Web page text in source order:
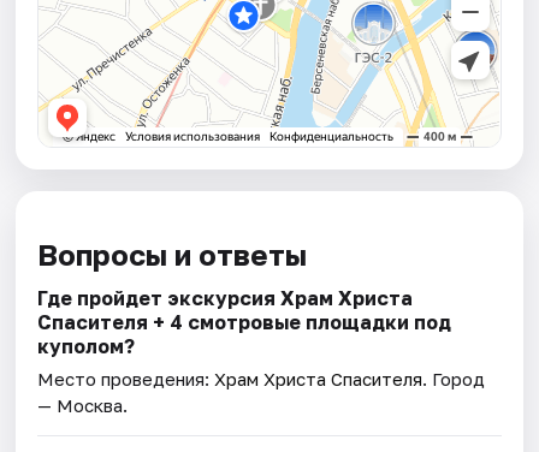
Вопросы и ответы
Где пройдет экскурсия Храм Христа
Спасителя + 4 смотровые площадки под
куполом?
Место проведения:Храм Христа Спасителя. Город
— Москва.